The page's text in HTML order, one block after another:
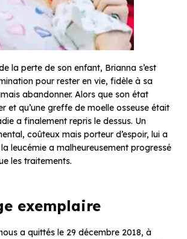
la perte de son enfant, Brianna s’est
pour rester en vie, fidèle à sa
abandonner. Alors que son état
et qu’une greffe de moelle osseuse était
a finalement repris le dessus. Un
coûteux mais porteur d’espoir, lui a
leucémie a malheureusement progressé
les traitements.
exemplaire
a quittés le 29 décembre 2018, à